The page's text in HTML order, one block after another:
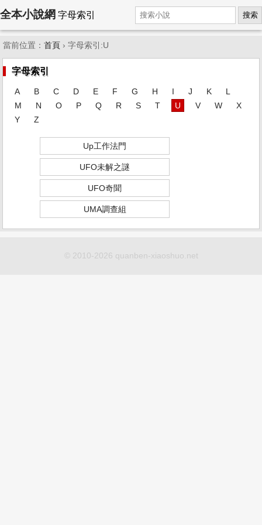
全本小說網 字母索引 搜索
當前位置： 首頁 › 字母索引:U
字母索引
A B C D E F G H I J K
L
M
N O P Q R S T U V W
X
Y
Z
Up工作法門
UFO未解之謎
UFO奇聞
UMA調查組
© 2010-2026 quanben-xiaoshuo.net